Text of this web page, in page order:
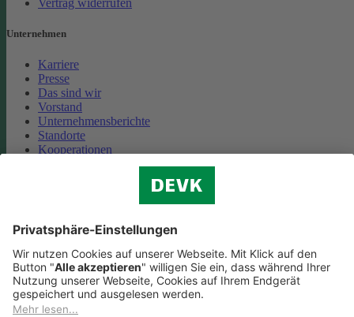
Unternehmen
Karriere
Presse
Das sind wir
Vorstand
Unternehmensberichte
Standorte
Kooperationen
Partnerschaft Deutsche Bahn
Cookie-Einstellungen
Datenschutz